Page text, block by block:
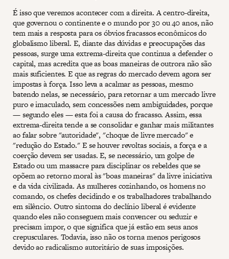
É isso que veremos acontecer com a direita. A centro-direita,
que governou o continente e o mundo por 30 ou 40 anos, não
tem mais a resposta para os óbvios fracassos econômicos do
globalismo liberal. E, diante das dúvidas e preocupações das
pessoas, surge uma extrema-direita que continua a defender o
capital, mas acredita que as boas maneiras de outrora não são
mais suficientes. E que as regras do mercado devem agora ser
impostas à força. Isso leva a acalmar as pessoas, mesmo
batendo nelas, se necessário, para retornar a um mercado livre
puro e imaculado, sem concessões nem ambiguidades, porque
— segundo eles — esta foi a causa do fracasso. Assim, essa
extrema-direita tende a se consolidar e ganhar mais militantes
ao falar sobre "autoridade", "choque de livre mercado" e
"redução do Estado." E se houver revoltas sociais, a força e a
coerção devem ser usadas. E, se necessário, um golpe de
Estado ou um massacre para disciplinar os rebeldes que se
opõem ao retorno moral às "boas maneiras" da livre iniciativa
e da vida civilizada. As mulheres cozinhando, os homens no
comando, os chefes decidindo e os trabalhadores trabalhando
em silêncio. Outro sintoma do declínio liberal é evidente
quando eles não conseguem mais convencer ou seduzir e
precisam impor, o que significa que já estão em seus anos
crepusculares. Todavia, isso não os torna menos perigosos
devido ao radicalismo autoritário de suas imposições.